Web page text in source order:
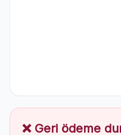
❌ Geri ödeme